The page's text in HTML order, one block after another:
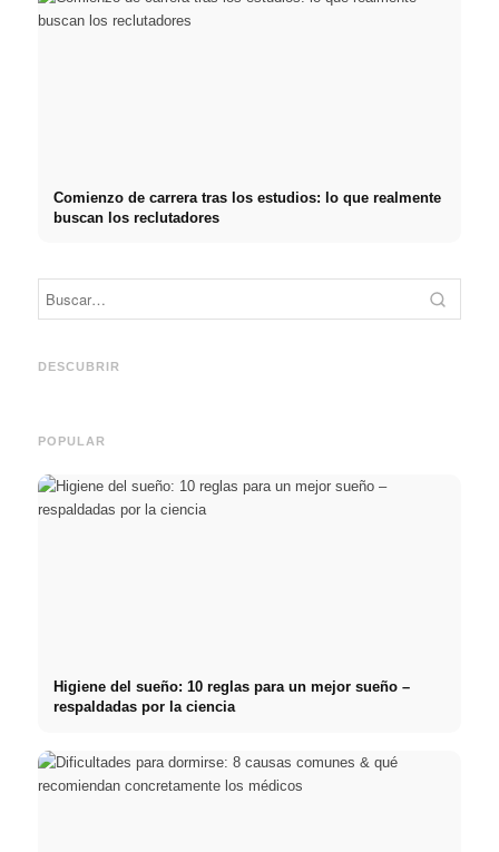
Comienzo de carrera tras los estudios: lo que realmente
buscan los reclutadores
DESCUBRIR
Práctica profesional en
y el camino directo hacia la
Financiar los estudios en
POPULAR
Higiene del sueño: 10 reglas para un mejor sueño –
respaldadas por la ciencia